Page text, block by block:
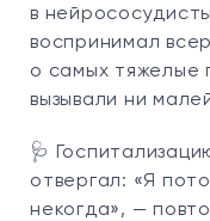
в
воспринимал
о самых тяжелые
вызывали ни
🩺
отвергал: «Я
некогда», —